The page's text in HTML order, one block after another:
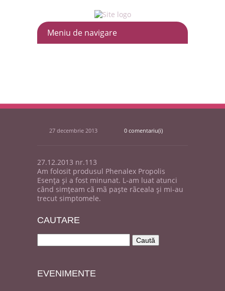
27 decembrie 2013 0 comentariu(i)
27.12.2013 nr.113
Am folosit produsul Phenalex Propolis
Esența și a fost minunat. L-am luat atunci
când simțeam cã mã paște rãceala și mi-au
trecut simptomele.
CAUTARE
EVENIMENTE